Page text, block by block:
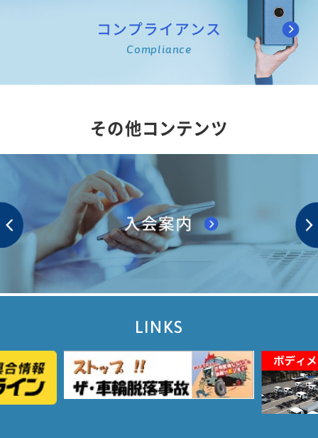
コンプライアンス
Compliance
その他コンテンツ
LINKS